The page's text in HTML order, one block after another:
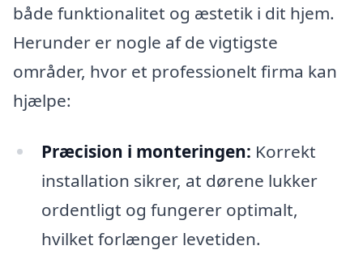
både funktionalitet og æstetik i dit hjem.
Herunder er nogle af de vigtigste
områder, hvor et professionelt firma kan
hjælpe:
Præcision i monteringen: Korrekt
installation sikrer, at dørene lukker
ordentligt og fungerer optimalt,
hvilket forlænger levetiden.